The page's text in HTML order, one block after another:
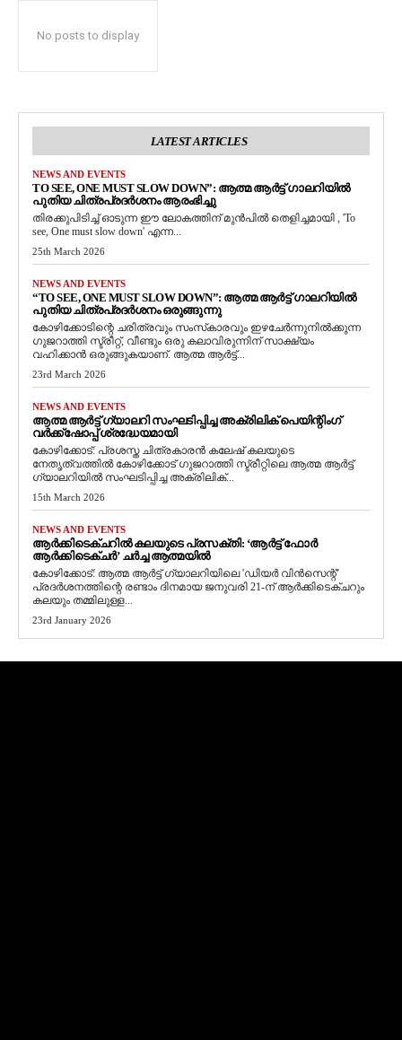
No posts to display
LATEST ARTICLES
NEWS AND EVENTS
TO SEE, ONE MUST SLOW DOWN”: ആത്മ ആർട്ട് ഗാലറിയിൽ
പുതിയ ചിത്രപ്രദർശനം ആരംഭിച്ചു
തിരക്കുപിടിച്ച് ഓടുന്ന ഈ ലോകത്തിന് മുൻപിൽ തെളിച്ചമായി , 'To
see, One must slow down' എന്ന...
25th March 2026
NEWS AND EVENTS
“TO SEE, ONE MUST SLOW DOWN”: ആത്മ ആർട്ട് ഗാലറിയിൽ
പുതിയ ചിത്രപ്രദർശനം ഒരുങ്ങുന്നു
കോഴിക്കോടിന്റെ ചരിത്രവും സംസ്‌കാരവും ഇഴചേർന്നുനിൽക്കുന്ന
ഗുജറാത്തി സ്ട്രീറ്റ്, വീണ്ടും ഒരു കലാവിരുന്നിന് സാക്ഷ്യം
വഹിക്കാൻ ഒരുങ്ങുകയാണ്. ആത്മ ആർട്ട്...
23rd March 2026
NEWS AND EVENTS
ആത്മ ആർട്ട് ഗ്യാലറി സംഘടിപ്പിച്ച അക്രിലിക് പെയിന്റിംഗ്
വർക്ക്‌ഷോപ്പ് ശ്രദ്ധേയമായി
കോഴിക്കോട്: പ്രശസ്ത ചിത്രകാരൻ കലേഷ് കലയുടെ
നേതൃത്വത്തിൽ കോഴിക്കോട് ഗുജറാത്തി സ്ട്രീറ്റിലെ ആത്മ ആർട്ട്
ഗ്യാലറിയിൽ സംഘടിപ്പിച്ച അക്രിലിക്...
15th March 2026
NEWS AND EVENTS
ആർക്കിടെക്ചറിൽ കലയുടെ പ്രസക്തി: ‘ആർട്ട് ഫോർ
ആർക്കിടെക്ചർ’ ചർച്ച ആത്മയിൽ
​കോഴിക്കോട്: ആത്മ ആർട്ട് ഗ്യാലറിയിലെ 'ഡിയർ വിൻസെന്റ്'
പ്രദർശനത്തിന്റെ രണ്ടാം ദിനമായ ജനുവരി 21-ന് ആർക്കിടെക്ചറും
കലയും തമ്മിലുള്ള...
23rd January 2026